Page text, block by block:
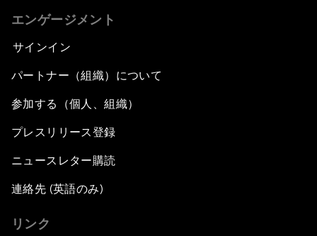
エンゲージメント
サインイン
パートナー（組織）について
参加する（個人、組織）
プレスリリース登録
ニュースレター購読
連絡先 (英語のみ)
リンク